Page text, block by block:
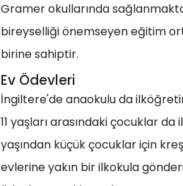
Gramer okullarında
bireyselliği önemseyen eğitim
birine sahiptir.
Ev Ödevleri
İngiltere'de anaokulu da
11 yaşları arasındaki çocuklar
yaşından küçük çocuklar için
evlerine yakın bir ilkokula